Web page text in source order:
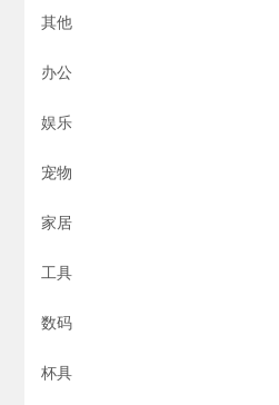
其他
办公
娱乐
宠物
家居
工具
数码
杯具